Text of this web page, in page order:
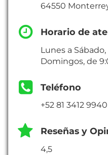
64550
Horario de
Lunes a Sábado,
Domingos, de
Teléfono
+52 81 3412 9940
Reseñas y
4,5